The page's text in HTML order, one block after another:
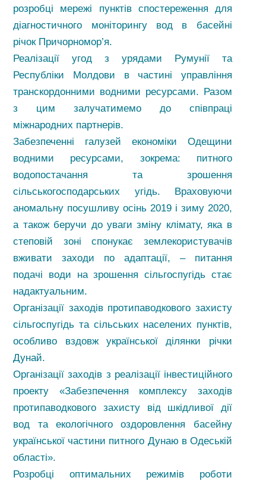
розробці мережі пунктів спостереження для
діагностичного моніторингу вод в басейні
річок Причорномор’я.
Реалізації угод з урядами Румунії та
Республіки Молдови в частині управління
транскордонними водними ресурсами. Разом
з цим залучатимемо до співпраці
міжнародних партнерів.
Забезпеченні галузей економіки Одещини
водними ресурсами, зокрема: питного
водопостачання та зрошення
сільськогосподарських угідь. Враховуючи
аномальну посушливу осінь 2019 і зиму 2020,
а також беручи до уваги зміну клімату, яка в
степовій зоні спонукає землекористувачів
вживати заходи по адаптації, – питання
подачі води на зрошення сільгоспугідь стає
надактуальним.
Організації заходів протипаводкового захисту
сільгоспугідь та сільських населених пунктів,
особливо вздовж української ділянки річки
Дунай.
Організації заходів з реалізації інвестиційного
проекту «Забезпечення комплексу заходів
протипаводкового захисту від шкідливої дії
вод та екологічного оздоровлення басейну
української частини питного Дунаю в Одеській
області».
Розробці оптимальних режимів роботи